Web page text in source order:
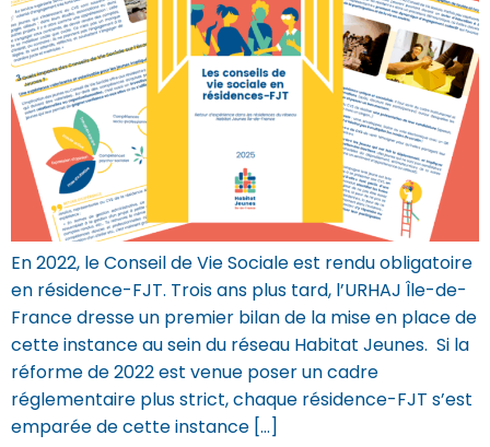
En 2022, le Conseil de Vie Sociale est rendu obligatoire
en résidence-FJT. Trois ans plus tard, l’URHAJ Île-de-
France dresse un premier bilan de la mise en place de
cette instance au sein du réseau Habitat Jeunes. Si la
réforme de 2022 est venue poser un cadre
réglementaire plus strict, chaque résidence-FJT s’est
emparée de cette instance […]